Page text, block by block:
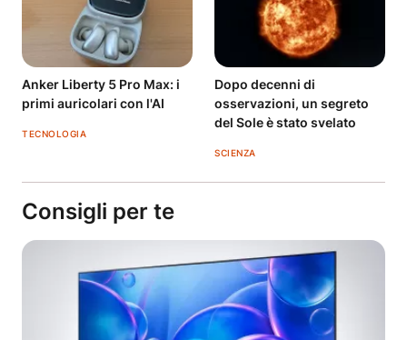
Anker Liberty 5 Pro Max: i
primi auricolari con l'AI
TECNOLOGIA
Dopo decenni di
osservazioni, un segreto
del Sole è stato svelato
SCIENZA
Consigli per te